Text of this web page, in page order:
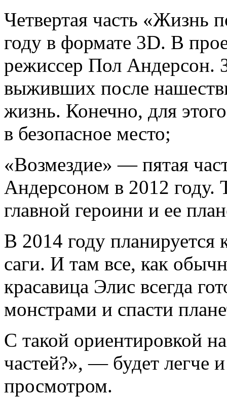
Четвертая часть «Жизнь
году в формате 3D. В
режиссер Пол Андерсон.
выживших после
жизнь. Конечно, для
в безопасное место;
«Возмездие» — пятая
Андерсоном в 2012 году.
главной героини и ее
В 2014 году планируется
саги. И там все, как
красавица Элис всегда
монстрами и спасти
С такой ориентировкой
частей?», — будет легче
просмотром.